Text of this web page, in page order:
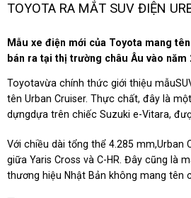
TOYOTA RA MẮT SUV ĐIỆN
Mẫu xe điện mới của Toyota mang
bán ra tại thị trường châu Âu vào năm
Toyotavừa chính thức giới thiệu
tên Urban Cruiser. Thực chất, đây là
dựngdựa trên chiếc Suzuki e-Vitara,
Với chiều dài tổng thể 4.285 mm,Urban
giữa Yaris Cross và C-HR. Đây cũng là
thương hiệu Nhật Bản không mang tên